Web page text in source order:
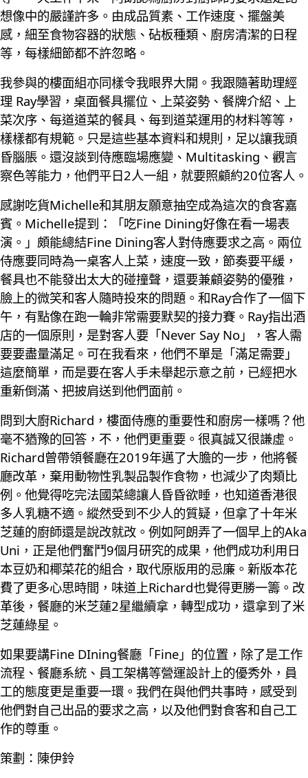
想像中的嚴謹許多。由成品質素、工作速度、擺盤美
感，細至食物容器的狀態、砧板種類、廚房清潔的日程
等，每樣細節都不許忽略。
我參與的樓面組亦同樣令我眼界大開。我跟隨著助理經
理 Ray學習，桌面餐具擺位、上菜姿勢、餐牌介紹、上
菜次序、每道道菜的餐具、每到道菜運用的材料等等，
樣樣都有規範。只是這些基本資料和規則，足以讓我頭
昏腦脹。還沒談到侍應臨場應變、Multitasking、觀言
察色等能力，他們平日2人一組，就要照顧約20位客人。
感謝吃貨Michelle和其朋友願意抽空成為這次的食客嘉
賓。Michelle提到：「吃Fine Dining好像在看一場表
演。」頗能總結Fine Dining客人對侍應要求之高。兩位
侍應要同時為一桌客人上菜，速度一致，節奏要平緩，
餐具也不能發出太大的碰撞聲，還要兼顧姿勢的優雅，
臉上的微笑和客人隨時投來的問題。和Ray合作了一個下
午，有點像在跑一輪非常需要默契的接力賽。Ray指出酒
店的一個原則，是對客人要「Never Say No」，客人需
要要盡量滿足。可在我看來，他們不單是「滿足需要」
這麼簡單，而是要在客人手未舉起示意之前，已經把水
重新倒滿、把披肩送到他們面前。
問到大廚Richard，樓面侍應的重要性和廚房一樣嗎？他
毫不猶豫的回答，不，他們更重要。很真誠又很謙虛。
Richard曾帶領餐廳在2019年邁了大膽的一步，他將餐
廳改革，棄用動物性乳製品製作食物，也減少了肉類比
例。他覺得吃完法國菜總讓人昏昏欲睡，也知道香港很
多人乳糖不適。縱然受到不少人的質疑，但拿了十年米
芝蓮的廚師還是說改就改。例如阿朗弄了一個早上的Aka
Uni，正是他們奮鬥9個月研究的成果，他們成功利用日
本豆奶和椰菜花的組合，取代原版用的忌廉。新版本花
費了更多心思時間，味道上Richard也覺得更勝一籌。改
革後，餐廳的米芝蓮2星繼續拿，轉型成功，還拿到了米
芝蓮綠星。
如果要講Fine DIning餐廳「Fine」的位置，除了是工作
流程、餐廳系統、員工架構等營運設計上的優秀外，員
工的態度更是重要一環。我們在與他們共事時，感受到
他們對自己出品的要求之高，以及他們對食客和自己工
作的尊重。
策劃：陳伊鈴